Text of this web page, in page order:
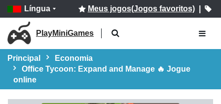
Língua Meus jogos(Jogos favoritos)|
PlayMiniGames
Principal
Economia
Office Tycoon: Expand and Manage 🔥 Jogue
online